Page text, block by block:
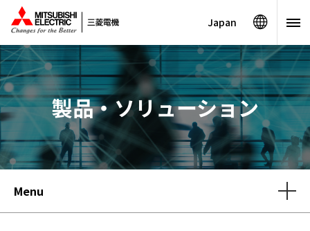
Japan
製品・ソリューション
Menu